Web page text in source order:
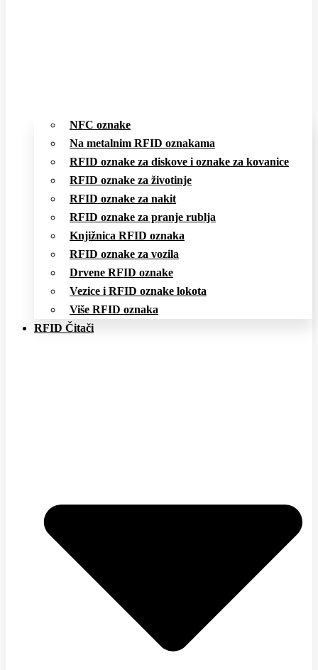
NFC oznake
Na metalnim RFID oznakama
RFID oznake za diskove i oznake za kovanice
RFID oznake za životinje
RFID oznake za nakit
RFID oznake za pranje rublja
Knjižnica RFID oznaka
RFID oznake za vozila
Drvene RFID oznake
Vezice i RFID oznake lokota
Više RFID oznaka
RFID Čitači